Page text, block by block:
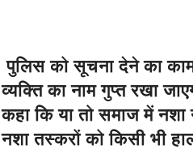
पुलिस को सूचना देने का
व्यक्ति का नाम गुप्त रखा
कहा कि या तो समाज में नशा
नशा तस्करों को किसी भी